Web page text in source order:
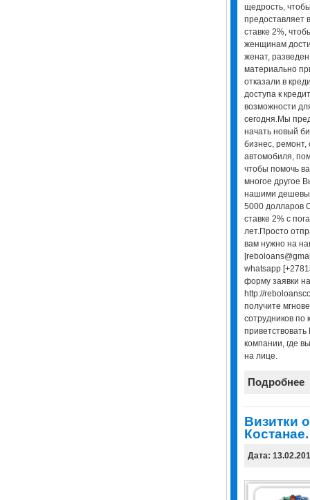
щедрость,
предоставляет
ставке 2%,
женщинам
женат,
материально
отказали в
доступа к
возможности
сегодня.Мы
начать новый
бизнес, ремонт,
автомобиля,
чтобы помочь
многое другое
нашими
5000 долларов
ставке 2% с
лет.Просто
вам нужно на
whatsapp
форму заявки
http://
получите
сотрудников
компании, где
на лице.
Подробнее
Визитки
Костанае.
Дата: